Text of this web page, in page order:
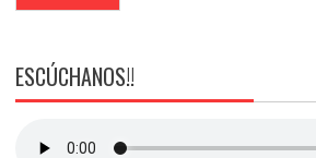
ESCÚCHANOS!!